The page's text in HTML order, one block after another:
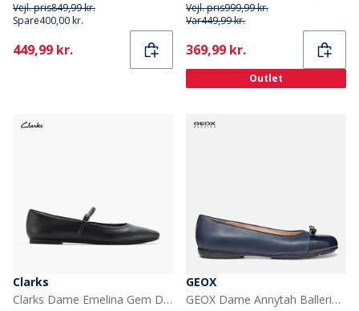
Vejl. pris849,99 kr.
Spare400,00 kr.
Current
449,99 kr.
Vejl. pris999,99 kr.
Var449,99 kr.
Current
369,99 kr.
Outlet
Clarks
Clarks Dame Emelina Gem D-Fit Flade Sko Sort
GEOX
GEOX Dame Annytah Ballerina Sko Navy